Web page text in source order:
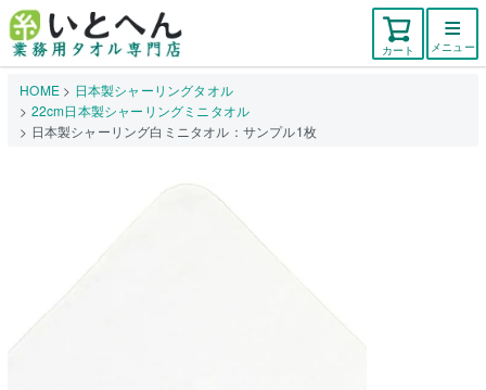
カート メニュー
HOME
日本製シャーリングタオル
22cm日本製シャーリングミニタオル
日本製シャーリング白ミニタオル：サンプル1枚